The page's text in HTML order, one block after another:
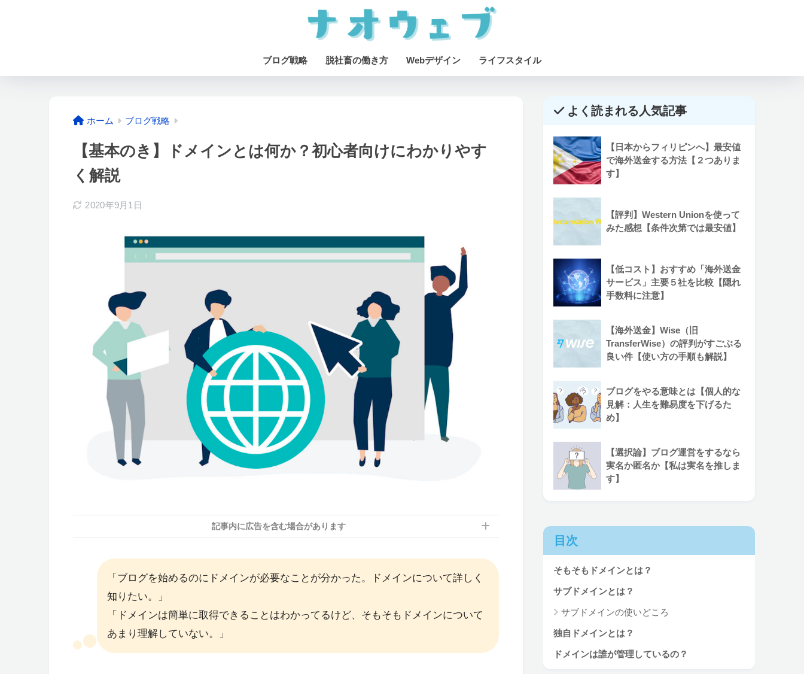
ブログ戦略 脱社畜の働き方 Webデザイン ライフスタイル
ホーム ブログ戦略
【基本のき】ドメインとは何か？初心者向けにわかりやす
く解説
2020年9月1日
記事内に広告を含む場合があります
「ブログを始めるのにドメインが必要なことが分かった。ドメインについて詳しく
知りたい。」
「ドメインは簡単に取得できることはわかってるけど、そもそもドメインについて
あまり理解していない。」
よく読まれる人気記事
【日本からフィリピンへ】最安値
で海外送金する方法【２つありま
す】
【評判】Western Unionを使って
みた感想【条件次第では最安値】
【低コスト】おすすめ「海外送金
サービス」主要５社を比較【隠れ
手数料に注意】
【海外送金】Wise（旧
TransferWise）の評判がすごぶる
良い件【使い方の手順も解説】
ブログをやる意味とは【個人的な
見解：人生を難易度を下げるた
め】
【選択論】ブログ運営をするなら
実名か匿名か【私は実名を推しま
す】
目次
そもそもドメインとは？
サブドメインとは？
サブドメインの使いどころ
独自ドメインとは？
ドメインは誰が管理しているの？